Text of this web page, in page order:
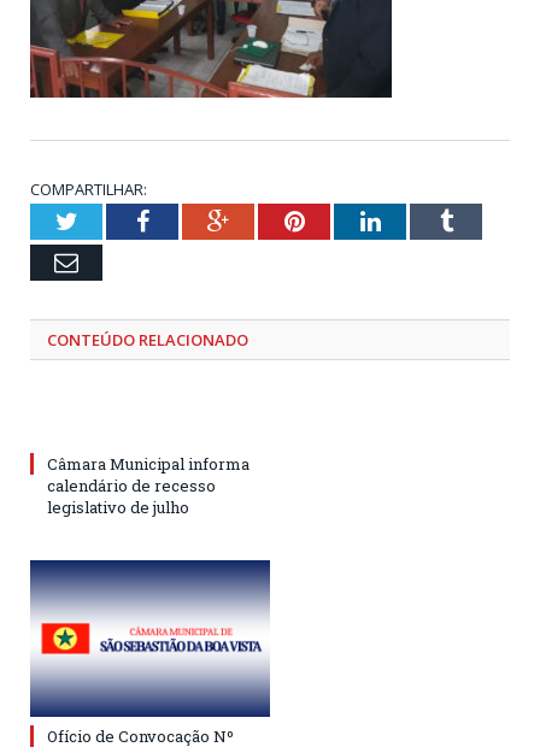
COMPARTILHAR:
TwitterFacebookGoogle+PinterestLinkedInTumblr
Email
CONTEÚDO RELACIONADO
Câmara Municipal informa
calendário de recesso
legislativo de julho
Ofício de Convocação Nº